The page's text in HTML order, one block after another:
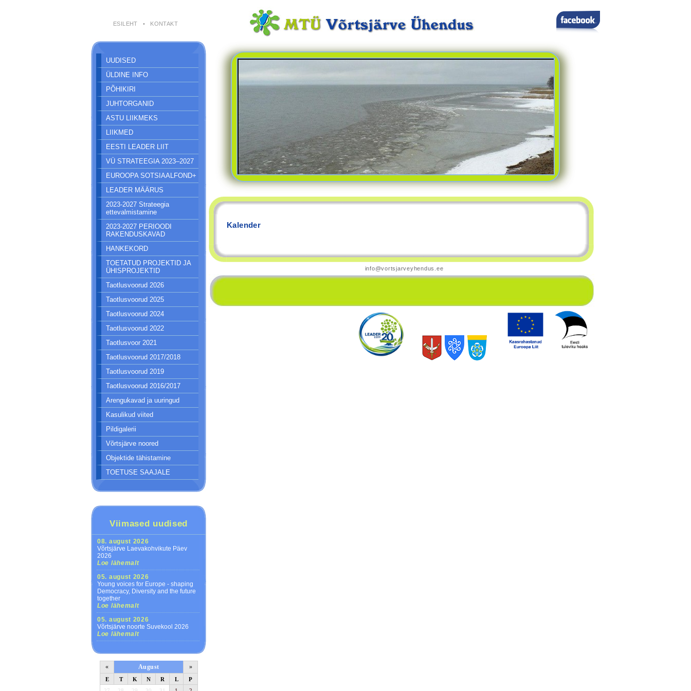
ESILEHT • KONTAKT
UUDISED
ÜLDINE INFO
PÕHIKIRI
JUHTORGANID
ASTU LIIKMEKS
LIIKMED
EESTI LEADER LIIT
VÜ STRATEEGIA 2023–2027
EUROOPA SOTSIAALFOND+
LEADER MÄÄRUS
2023-2027 Strateegia
ettevalmistamine
2023-2027 PERIOODI
RAKENDUSKAVAD
HANKEKORD
TOETATUD PROJEKTID JA
ÜHISPROJEKTID
Taotlusvoorud 2026
Taotlusvoorud 2025
Taotlusvoorud 2024
Taotlusvoorud 2022
Taotlusvoor 2021
Taotlusvoorud 2017/2018
Taotlusvoorud 2019
Taotlusvoorud 2016/2017
Arengukavad ja uuringud
Kasulikud viited
Pildigalerii
Võrtsjärve noored
Objektide tähistamine
TOETUSE SAAJALE
Viimased uudised
08. august 2026
Võrtsjärve Laevakohvikute Päev
2026
Loe lähemalt
05. august 2026
Young voices for Europe - shaping
Democracy, Diversity and the future
together
Loe lähemalt
05. august 2026
Võrtsjärve noorte Suvekool 2026
Loe lähemalt
« August »
E T K N R L
P
Kalender
info@vortsjarveyhendus.ee